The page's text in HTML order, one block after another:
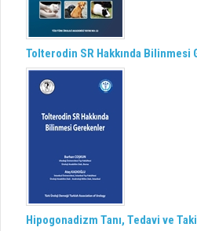
Tolterodin SR Hakkında Bilinmesi
Hipogonadizm Tanı, Tedavi ve